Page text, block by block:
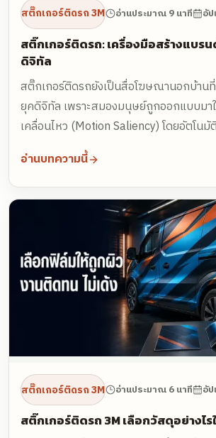
สติ๊กเกอร์ติดรถ 3M อ่านประมาณ 9 นาที อั
สติ๊กเกอร์ติดรถ: เครื่องมือสร้างแบร
ดิจิทัล
สติ๊กเกอร์ติดรถยังเป็นสื่อโฆษณานอกบ้าน
ยุคดิจิทัล เพราะสมองมนุษย์ถูกออกแบบมา
เคลื่อนไหว (Motion Saliency) โดยอัตโนมั
แบนเนอร์ออนไลน์ที่คนเรียนรู้จะมองข้าม
Blindness) งานวิจัยจาก OAAA ร่วมกับ
อเมริกัน 98% สังเกตเห็นโฆษณาบนรถ แล
ถึง 97% เทียบกับป้ายดิจิทัลทั่วไปที่จำได้เ
ต้นทุนต่อการมองเห็น 1,000 ครั้ง (CPM)
อ่านบทความนี้
สติ๊กเกอร์ติดรถ 3M อ่านประมาณ 6 นาที อั
สติ๊กเกอร์ติดรถ 3M เลือกวัสดุอย่างไร